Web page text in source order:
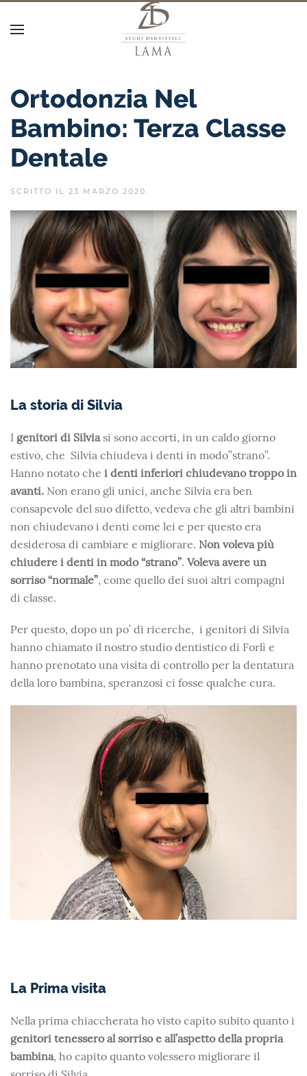
Ortodonzia Nel
Bambino: Terza Classe
Dentale
SCRITTO IL 23 MARZO 2020 .
La storia di Silvia
I genitori di Silvia si sono accorti, in un caldo giorno
estivo, che Silvia chiudeva i denti in modo”strano”.
Hanno notato che i denti inferiori chiudevano troppo in
avanti. Non erano gli unici, anche Silvia era ben
consapevole del suo difetto, vedeva che gli altri bambini
non chiudevano i denti come lei e per questo era
desiderosa di cambiare e migliorare. Non voleva più
chiudere i denti in modo “strano”. Voleva avere un
sorriso “normale”, come quello dei suoi altri compagni
di classe.
Per questo, dopo un po’ di ricerche, i genitori di Silvia
hanno chiamato il nostro studio dentistico di Forlì e
hanno prenotato una visita di controllo per la dentatura
della loro bambina, speranzosi ci fosse qualche cura.
La Prima visita
Nella prima chiaccherata ho visto capito subito quanto i
genitori tenessero al sorriso e all’aspetto della propria
bambina, ho capito quanto volessero migliorare il